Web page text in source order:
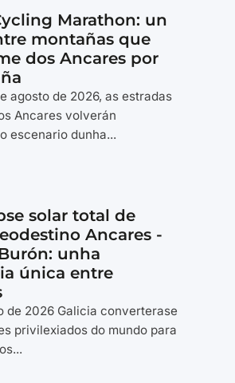
Marathon: un
montañas que
dos Ancares por
agosto de 2026, as estradas
Ancares volverán
escenario dunha...
solar total de
Ancares -
unha
única entre
de 2026 Galicia converterase
privilexiados do mundo para